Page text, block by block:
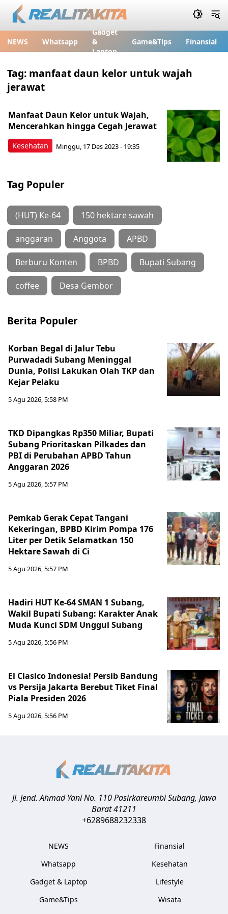
NEWS Whatsapp
Gadget
&
Laptop
Game&Tips Finansial
Tag: manfaat daun kelor untuk wajah
jerawat
Kesehatan
Manfaat Daun Kelor untuk Wajah,
Mencerahkan hingga Cegah Jerawat
Minggu, 17 Des 2023 - 19:35
Tag Populer
(HUT) Ke-64 150 hektare sawah
anggaran Anggota APBD
Berburu Konten BPBD Bupati Subang
coffee Desa Gembor
Berita Populer
Korban Begal di Jalur Tebu
Purwadadi Subang Meninggal
Dunia, Polisi Lakukan Olah TKP dan
Kejar Pelaku
5 Agu 2026, 5:58 PM
TKD Dipangkas Rp350 Miliar, Bupati
Subang Prioritaskan Pilkades dan
PBI di Perubahan APBD Tahun
Anggaran 2026
5 Agu 2026, 5:57 PM
Pemkab Gerak Cepat Tangani
Kekeringan, BPBD Kirim Pompa 176
Liter per Detik Selamatkan 150
Hektare Sawah di Ci
5 Agu 2026, 5:57 PM
Hadiri HUT Ke-64 SMAN 1 Subang,
Wakil Bupati Subang: Karakter Anak
Muda Kunci SDM Unggul Subang
5 Agu 2026, 5:56 PM
El Clasico Indonesia! Persib Bandung
vs Persija Jakarta Berebut Tiket Final
Piala Presiden 2026
5 Agu 2026, 5:56 PM
Jl. Jend. Ahmad Yani No. 110 Pasirkareumbi Subang, Jawa
Barat41211
+6289688232338
NEWS
Whatsapp
Gadget & Laptop
Game&Tips
Finansial
Kesehatan
Lifestyle
Wisata